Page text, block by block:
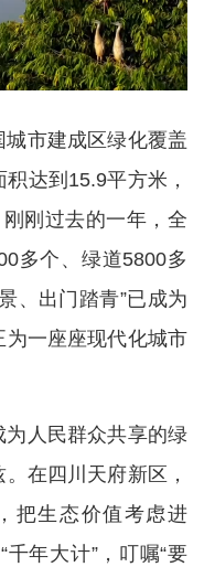
市建成区绿化覆盖
达到15.9平方米，
刚过去的一年，全
多个、绿道5800多
、出门踏青”已成为
一座座现代化城市
人民群众共享的绿
在四川天府新区，
把生态价值考虑进
年大计”，叮嘱“要